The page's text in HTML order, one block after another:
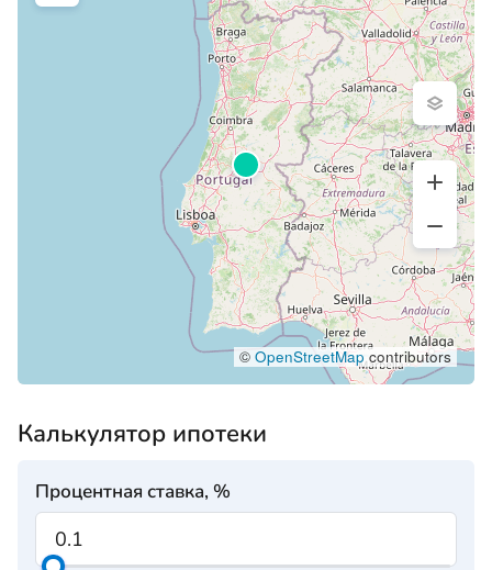
© OpenStreetMapcontributors
Калькулятор ипотеки
Процентная ставка, %